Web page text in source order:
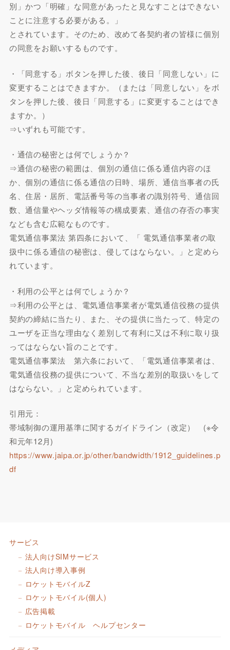
別」かつ「明確」な同意があったと見なすことはできない
ことに注意する必要がある。」
とされています。そのため、改めて各契約者の皆様に個別
の同意をお願いするものです。
・「同意する」ボタンを押した後、後日「同意しない」に
変更することはできますか。（または「同意しない」をボ
タンを押した後、後日「同意する」に変更することはでき
ますか。）
⇒いずれも可能です。
・通信の秘密とは何でしょうか？
⇒通信の秘密の範囲は、個別の通信に係る通信内容のほ
か、個別の通信に係る通信の日時、場所、通信当事者の氏
名、住居・居所、電話番号等の当事者の識別符号、通信回
数、通信量やヘッダ情報等の構成要素、通信の存否の事実
なども含む広範なものです。
電気通信事業法 第四条において、「 電気通信事業者の取
扱中に係る通信の秘密は、侵してはならない。」と定めら
れています。
・利用の公平とは何でしょうか？
⇒利用の公平とは、電気通信事業者が電気通信役務の提供
契約の締結に当たり、また、その提供に当たって、特定の
ユーザを正当な理由なく差別して有利に又は不利に取り扱
ってはならない旨のことです。
電気通信事業法 第六条において、「電気通信事業者は、
電気通信役務の提供について、不当な差別的取扱いをして
はならない。」と定められています。
引用元：
帯域制御の運用基準に関するガイドライン（改定） (※令
和元年12月)
https://www.jaipa.or.jp/other/bandwidth/1912_guidelines.p
df
サービス
法人向けSIMサービス
法人向け導入事例
ロケットモバイルZ
ロケットモバイル(個人)
広告掲載
ロケットモバイル ヘルプセンター